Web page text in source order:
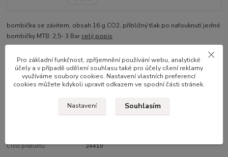
bombička se závitem, obsah 16 g CO2, přibližný tlak po nafouknutí jedné
bombičky MTB: 2,5- 3 Bar celý popis
Dostupnost skladem na prodejně
Přidat do košíku
Číslo produktu: 24410
Pro základní funkčnost, zpříjemnění používání webu, analytické
účely a v případě udělení souhlasu také pro účely cílení reklamy
využíváme soubory cookies. Nastavení vlastních preferencí
cookies můžete kdykoli upravit odkazem ve spodní části stránek.
Nastavení Souhlasím